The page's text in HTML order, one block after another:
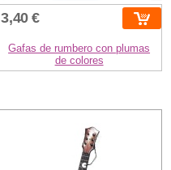
3,40 €
Gafas de rumbero con plumas
de colores